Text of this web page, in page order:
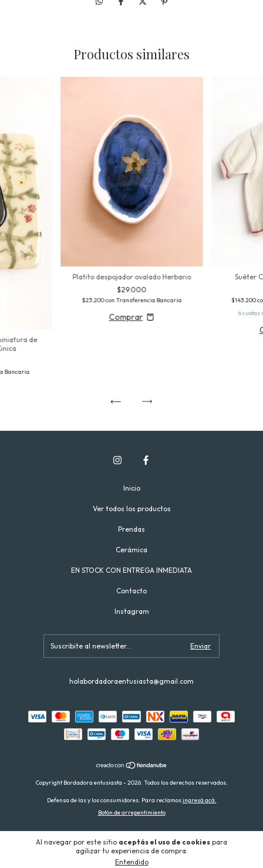
Al navegar por este sitio aceptás el uso de cookies para
agilizar tu experiencia de compra.
Entendido
Productos similares
de
Bancaria
Platito despojador ovalado Herbario
$29.000
$23.200conTransferencia Bancaria
Suéter
$143.200
6 cuotas
Inicio
Ver todos los productos
Prendas
Cerámica
EN STOCK CON ENTREGA INMEDIATA
Contacto
Instagram
holabordadoraentusiasta@gmail.com
Copyright Bordadora entusiasta - 2026. Todos los derechos reservados.
Defensa de las y los consumidores. Para reclamosingresá acá.
Botón de arrepentimiento